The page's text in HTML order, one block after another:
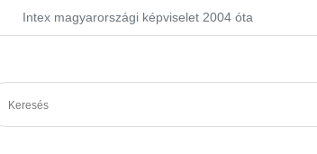
Intex magyarországi képviselet 2004 óta